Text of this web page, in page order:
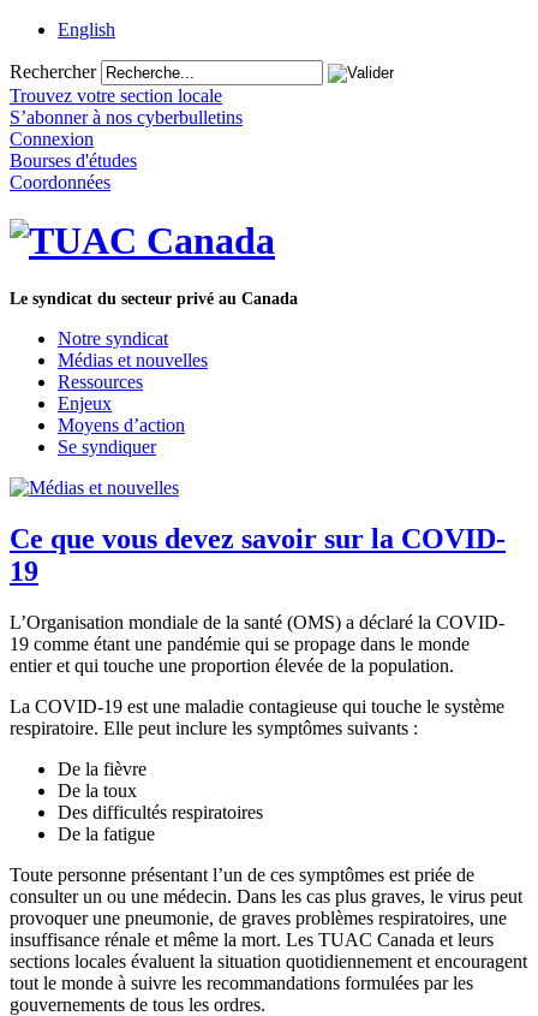
English
Rechercher
Trouvez votre section locale
S’abonner à nos cyberbulletins
Connexion
Bourses d'études
Coordonnées
Le syndicat du secteur privé au Canada
Notre syndicat
Médias et nouvelles
Ressources
Enjeux
Moyens d’action
Se syndiquer
Ce que vous devez savoir sur la COVID-
19
L’Organisation mondiale de la santé (OMS) a déclaré la COVID-
19 comme étant une pandémie qui se propage dans le monde
entier et qui touche une proportion élevée de la population.
La COVID-19 est une maladie contagieuse qui touche le système
respiratoire. Elle peut inclure les symptômes suivants :
De la fièvre
De la toux
Des difficultés respiratoires
De la fatigue
Toute personne présentant l’un de ces symptômes est priée de
consulter un ou une médecin. Dans les cas plus graves, le virus peut
provoquer une pneumonie, de graves problèmes respiratoires, une
insuffisance rénale et même la mort. Les TUAC Canada et leurs
sections locales évaluent la situation quotidiennement et encouragent
tout le monde à suivre les recommandations formulées par les
gouvernements de tous les ordres.